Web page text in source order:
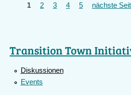
Seiten
1 2 3 4 5 nächste
Transition Town
Diskussionen
Events